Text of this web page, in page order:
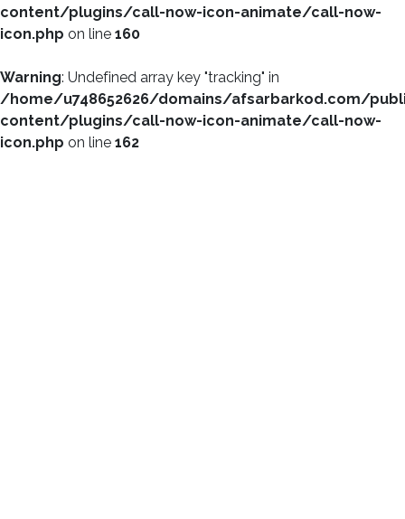
content/plugins/call-now-icon-animate/call-now-
icon.php on line 160
Warning: Undefined array key "tracking" in
/home/u748652626/domains/afsarbarkod.com/
content/plugins/call-now-icon-animate/call-now-
icon.php on line 162